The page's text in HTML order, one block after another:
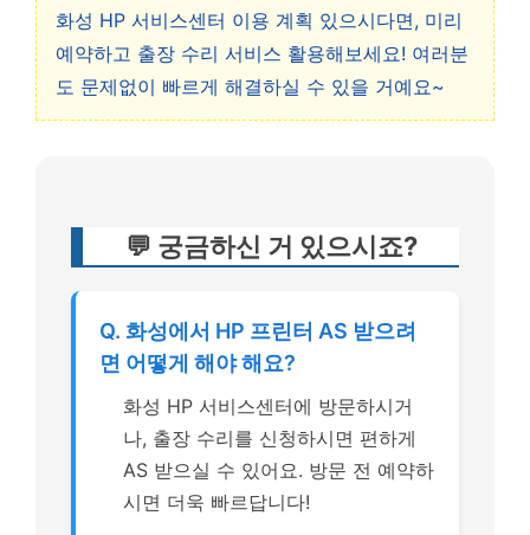
화성 HP 서비스센터 이용 계획 있으시다면, 미리
예약하고 출장 수리 서비스 활용해보세요! 여러분
도 문제없이 빠르게 해결하실 수 있을 거예요~
💬 궁금하신 거 있으시죠?
Q. 화성에서 HP 프린터 AS 받으려
면 어떻게 해야 해요?
화성 HP 서비스센터에 방문하시거
나, 출장 수리를 신청하시면 편하게
AS 받으실 수 있어요. 방문 전 예약하
시면 더욱 빠르답니다!